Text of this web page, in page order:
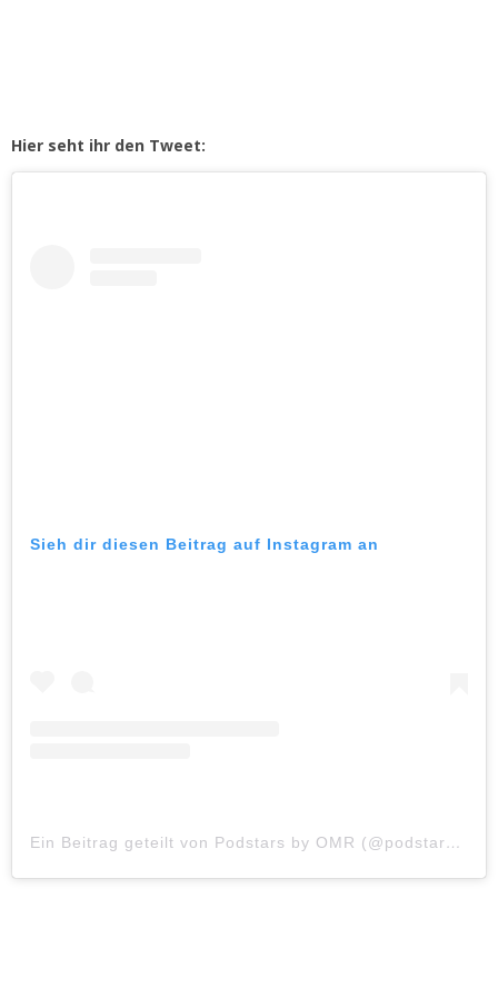
Hier seht ihr den Tweet:
Sieh dir diesen Beitrag auf Instagram an
Ein Beitrag geteilt von Podstars by OMR (@podstars.omr)